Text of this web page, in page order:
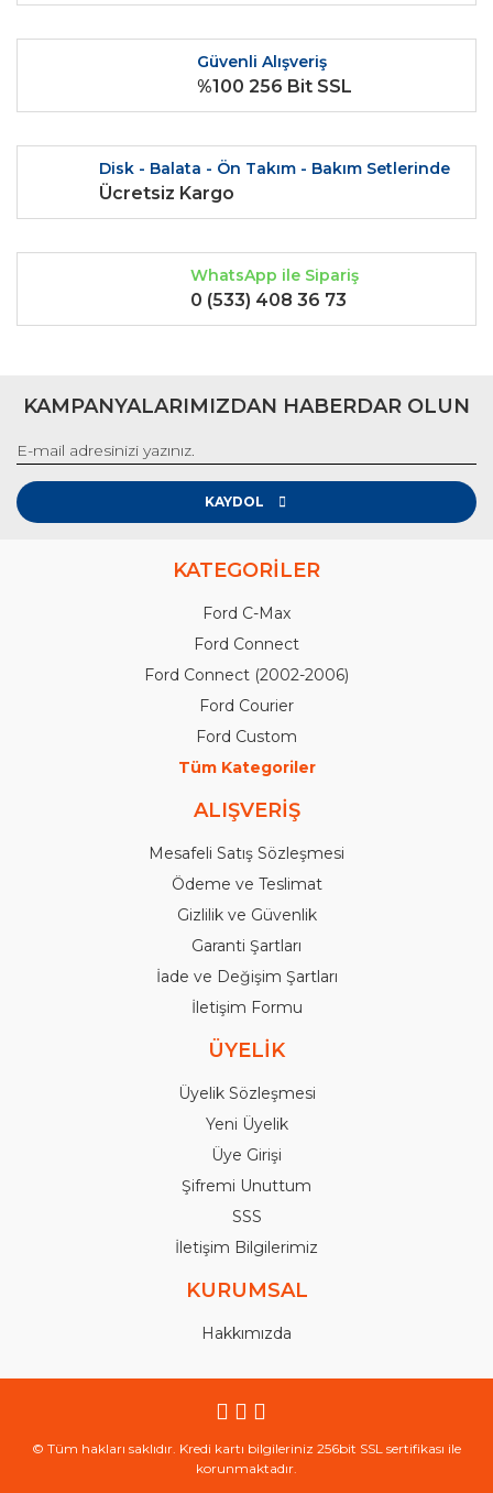
Ürün bilgilerinde hatalar bulunuyor.
Ürün fiyatı diğer sitelerden daha pahalı.
Bu ürüne benzer farklı alternatifler olmalı.
Gönder
Güvenli Alışveriş
%100 256 Bit SSL
Disk - Balata - Ön Takım - Bakım Setlerinde
Ücretsiz Kargo
WhatsApp ile Sipariş
0 (533) 408 36 73
KAMPANYALARIMIZDAN HABERDAR OLUN
KAYDOL
KATEGORİLER
Ford C-Max
Ford Connect
Ford Connect (2002-2006)
Ford Courier
Ford Custom
Tüm Kategoriler
ALIŞVERİŞ
Mesafeli Satış Sözleşmesi
Ödeme ve Teslimat
Gizlilik ve Güvenlik
Garanti Şartları
İade ve Değişim Şartları
İletişim Formu
ÜYELİK
Üyelik Sözleşmesi
Yeni Üyelik
Üye Girişi
Şifremi Unuttum
SSS
İletişim Bilgilerimiz
KURUMSAL
Hakkımızda
© Tüm hakları saklıdır. Kredi kartı bilgileriniz 256bit SSL sertifikası ile
korunmaktadır.